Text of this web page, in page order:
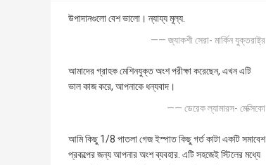
উপাদানগুলো বেশ ভালো। ন্যায্য মূল্য.
—— জ্যাকশী সেরা- মার্কিন যুক্তরাষ্ট্র
আমাদের গ্রাহক মেশিনযুক্ত অংশ পরীক্ষা করেছেন, এখন এটি
ভাল কাজ করে, আপনাকে ধন্যবাদ।
—— ডেরেক ল্যামারস- মেক্সিকো
আমি কিছু 1/8 পাতলা গেজ ইস্পাত কিছু গর্ত কাটা একটি সমাবেশ
প্রকল্পের জন্য আপনার অংশ ব্যবহার. এটি সহজেই স্টিলের মধ্যে